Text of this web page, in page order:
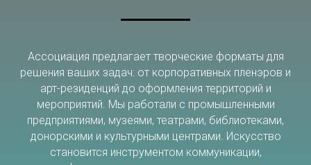
Ассоциация предлагает творческие форматы для
решения ваших задач: от корпоративных пленэров и
арт-резиденций до оформления территорий и
мероприятий. Мы работали с промышленными
предприятиями, музеями, театрами, библиотеками,
донорскими и культурными центрами. Искусство
становится инструментом коммуникации,